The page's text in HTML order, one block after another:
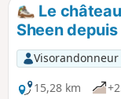
Le
Sheen
Visorandonneur
15,28 km